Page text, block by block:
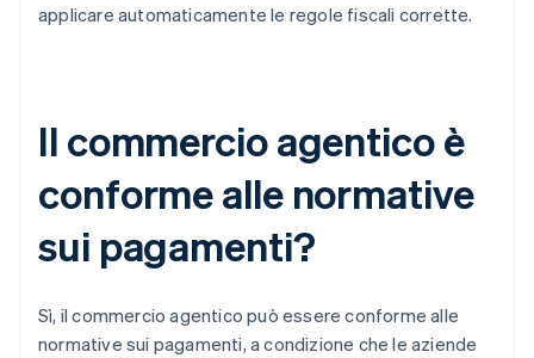
applicare automaticamente le regole fiscali corrette.
Il commercio agentico è
conforme alle normative
sui pagamenti?
Sì, il commercio agentico può essere conforme alle
normative sui pagamenti, a condizione che le aziende